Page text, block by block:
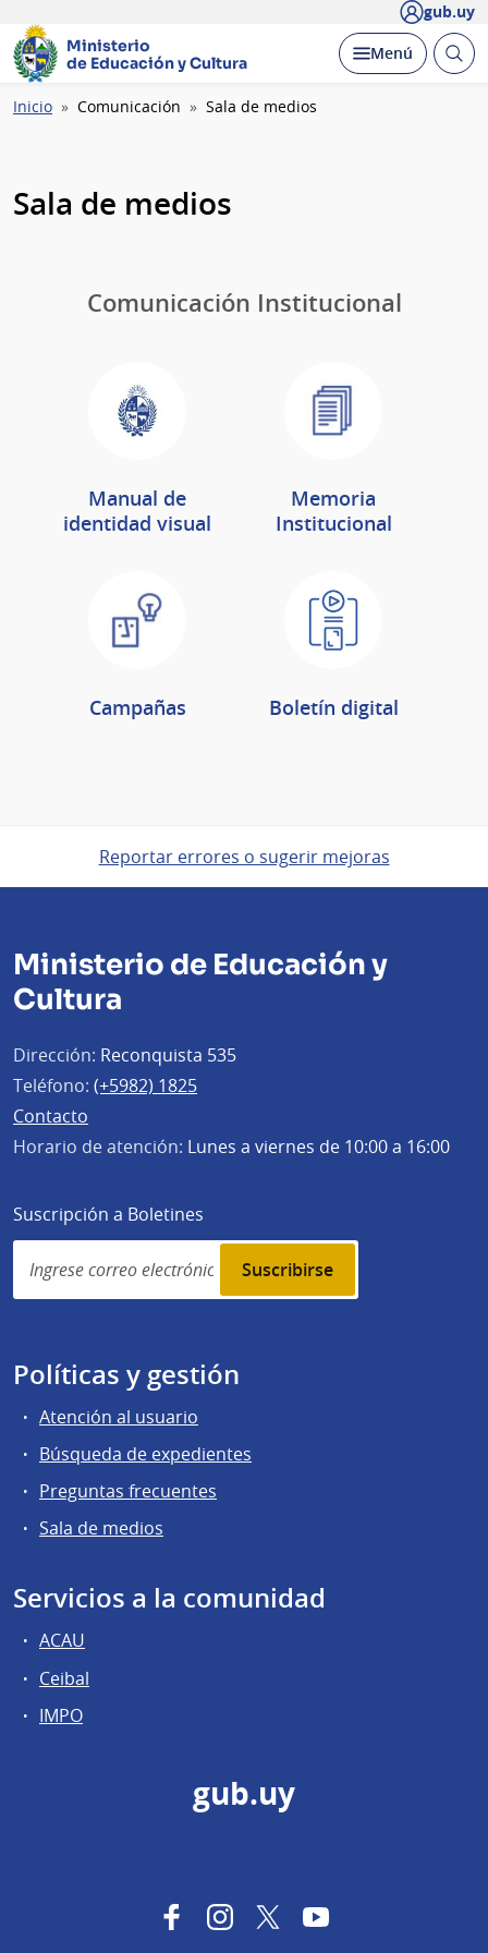
gub.uy
Ministerio
de Educación y Cultura
Desplegar
Menú Abrir
Ruta
Inicio Comunicación Sala de medios
Sala de medios
Comunicación Institucional
Manual de
identidad visual
Memoria
Institucional
Campañas Boletín digital
Reportar errores o sugerir mejoras
Ministerio de Educación y
Cultura
Dirección: Reconquista 535
Teléfono: (+5982) 1825
Contacto
Horario de atención: Lunes a viernes de 10:00 a 16:00
Suscripción a Boletines
Simplenews
subscription
Políticas y gestión
Atención al usuario
Búsqueda de expedientes
Preguntas frecuentes
Sala de medios
Servicios a la comunidad
ACAU
Ceibal
IMPO
gub.uy
FacebookInstagram
TwitterYouTube